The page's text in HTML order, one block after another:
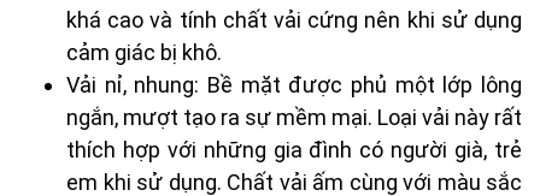
khá cao và tính chất vải cứng nên khi sử dụng
cảm giác bị khô.
Vải nỉ, nhung: Bề mặt được phủ một lớp lông
ngắn, mượt tạo ra sự mềm mại. Loại vải này rất
thích hợp với những gia đình có người già, trẻ
em khi sử dụng. Chất vải ấm cùng với màu sắc